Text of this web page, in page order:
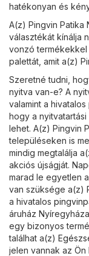
hatékonyan és
A(z) Pingvin Patika
választékát kínálja
vonzó
palettát, amit a(z)
Szeretné tudni,
nyitva van-e? A
valamint a hivatalos
hogy a
lehet. A(z) Pingvin
településeken is
mindig megtalálja
akciós újságját.
marad le egyetlen
van szüksége a(z)
a hivatalos
áruház
egy bizonyos
találhat a(z)
jelen vannak az